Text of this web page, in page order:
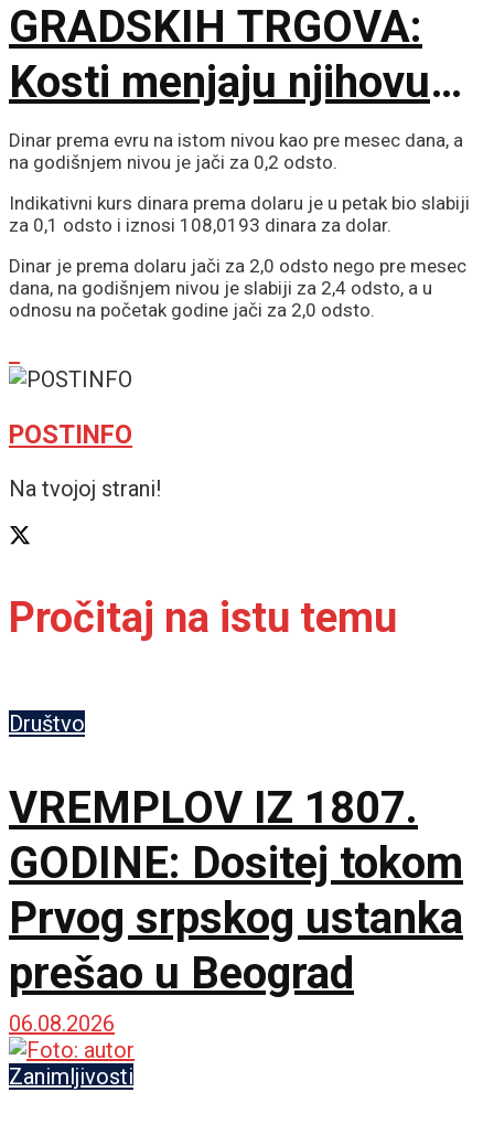
GRADSKIH TRGOVA:
Kosti menjaju njihovu
istoriju
Dinar prema evru na istom nivou kao pre mesec dana, a
na godišnjem nivou je jači za 0,2 odsto.
Indikativni kurs dinara prema dolaru je u petak bio slabiji
za 0,1 odsto i iznosi 108,0193 dinara za dolar.
Dinar je prema dolaru jači za 2,0 odsto nego pre mesec
dana, na godišnjem nivou je slabiji za 2,4 odsto, a u
odnosu na početak godine jači za 2,0 odsto.
POSTINFO
Na tvojoj strani!
Pročitaj na istu temu
Društvo
VREMPLOV IZ 1807.
GODINE: Dositej tokom
Prvog srpskog ustanka
prešao u Beograd
06.08.2026
Zanimljivosti